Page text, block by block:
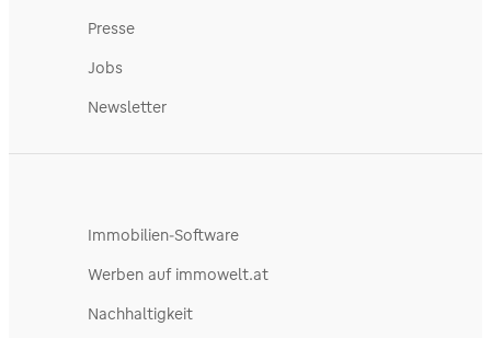
Presse
Jobs
Newsletter
Immobilien-Software
Werben auf immowelt.at
Nachhaltigkeit